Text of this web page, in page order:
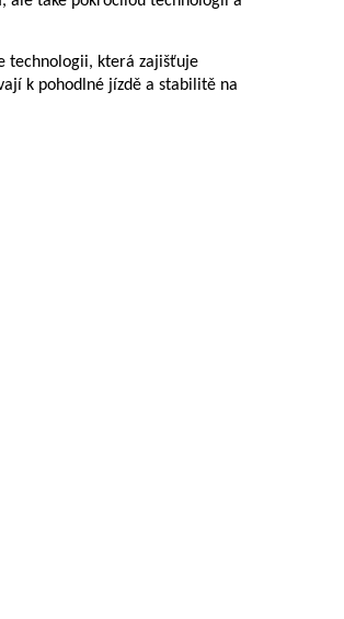
technologii, která zajišťuje
k pohodlné jízdě a stabilitě na